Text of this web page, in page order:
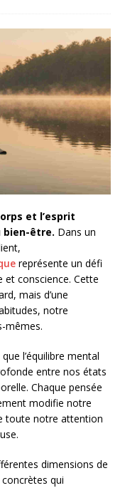
et l’esprit
bien-être. Dans un
représente un défi
et conscience. Cette
mais d’une
notre
mêmes.
l’équilibre mental
entre nos états
Chaque pensée
modifie notre
toute notre attention
dimensions de
qui